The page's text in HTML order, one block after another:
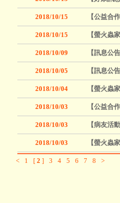
2018/10/15 【公益合
2018/10/15 【螢火蟲
2018/10/09 【訊息公
2018/10/05 【訊息公
2018/10/04 【螢火蟲
2018/10/03 【公益合
2018/10/03 【病友活
2018/10/03 【螢火蟲
< 1 [ 2 ] 3 4 5 6 7 8 >